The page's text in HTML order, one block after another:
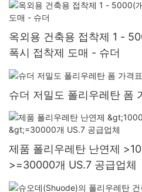
옥외용 건축용 접착제 1 -
폭시 접착제 도매 - 슈더
슈더 저밀도 폴리우레탄 폼
제품 폴리우레탄 난연제
>=30000개 US.7 공급업체